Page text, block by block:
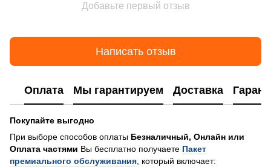
Добавьте первый отзыв
Написать отзыв
Оплата Мы гарантируем Доставка
Покупайте выгодно
При выборе способов оплаты Безналичный, Онлайн или
Оплата частями Вы бесплатно получаете Пакет
премиального обслуживания, который включает: